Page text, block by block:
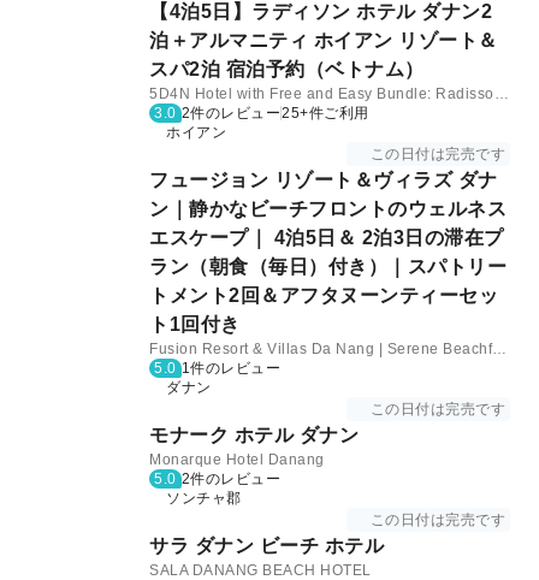
【4泊5日】ラディソン ホテル ダナン2
泊＋アルマニティ ホイアン リゾート＆
スパ2泊 宿泊予約（ベトナム）
5D4N Hotel with Free and Easy Bundle: Radisson Hotel Danang and Almanity Hoi An Resort & Spa | Vietnam
3.0 2件のレビュー25+件ご利用
ホイアン
この日付は完売です
フュージョン リゾート＆ヴィラズ ダナ
ン｜静かなビーチフロントのウェルネス
エスケープ｜ 4泊5日＆ 2泊3日の滞在プ
ラン（朝食（毎日）付き）｜スパトリー
トメント2回＆アフタヌーンティーセッ
ト1回付き
Fusion Resort & Villas Da Nang | Serene Beachfront Wellness Escape｜5D4N & 3D2N Getaway with Daily Breakfast｜With Two spa treatments&One afternoon tea set
5.0 1件のレビュー
ダナン
この日付は完売です
モナーク ホテル ダナン
Monarque Hotel Danang
5.0 2件のレビュー
ソンチャ郡
この日付は完売です
サラ ダナン ビーチ ホテル
SALA DANANG BEACH HOTEL